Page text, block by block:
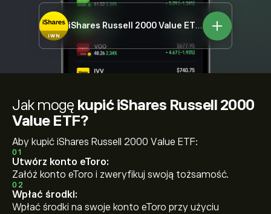
iShares Russell 2000 Value ETFIWN
Jak mogę kupić iShares Russell 2000
Value ETF?
Aby kupić iShares Russell 2000 Value ETF:
01
Utwórz konto eToro:
Załóż konto eToro i zweryfikuj swoją tożsamość.
02
Wpłać środki:
Wpłać środki na swoje konto eToro przy użyciu